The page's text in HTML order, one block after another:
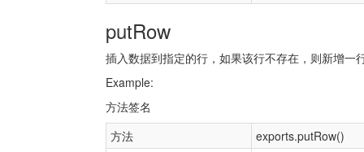
putRow
插入数据到指定的行，如果该行不存在，则新增一
Example:
方法签名
方法
exports.putRow()